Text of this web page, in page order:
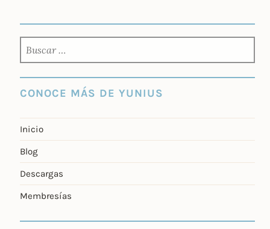
CONOCE MÁS DE YUNIUS
Inicio
Blog
Descargas
Membresías